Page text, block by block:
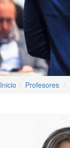
Inicio Profesores